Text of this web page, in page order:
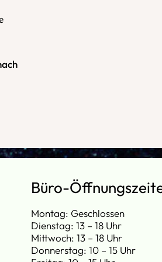
Büro-
Montag: Geschlossen
Dienstag: 13 – 18 Uhr
Mittwoch: 13 – 18 Uhr
Donnerstag: 10 – 15 Uhr